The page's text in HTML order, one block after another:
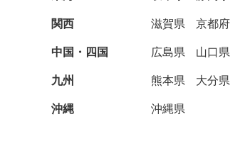
関西 滋賀県 京都府
中国・四国 広島県 山口県
九州 熊本県 大分県
沖縄 沖縄県